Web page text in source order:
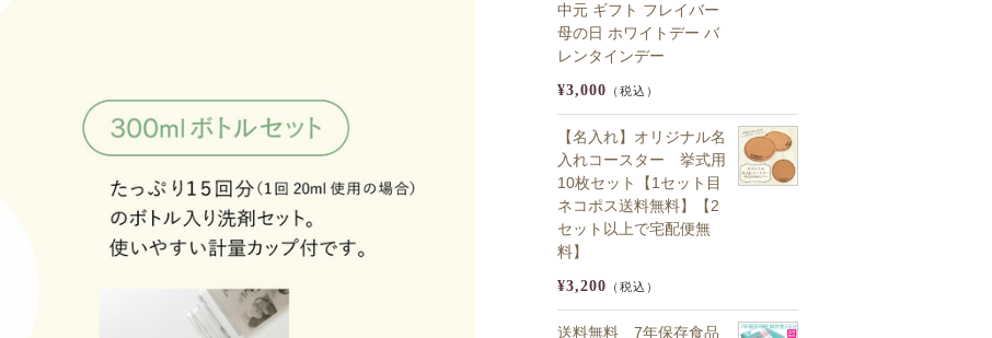
中元 ギフト フレイバー
母の日 ホワイトデー バ
レンタインデー
¥3,000 （税込）
【名入れ】オリジナル名
入れコースター 挙式用
10枚セット【1セット目
ネコポス送料無料】【2
セット以上で宅配便無
料】
¥3,200 （税込）
送料無料 7年保存食品